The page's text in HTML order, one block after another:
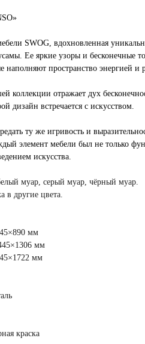
SWOG, вдохновленная
Ее яркие узоры и бесконечные
наполняют пространство энергией и
коллекции отражает дух
дизайн встречается с искусством.
ту же игривость и
элемент мебели был не только
искусства.
муар, серый муар, чёрный муар.
в другие цвета.
мм
мм
мм
краска